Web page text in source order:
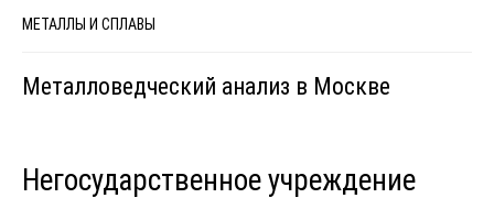
МЕТАЛЛЫ И СПЛАВЫ
Металловедческий анализ в Москве
Негосударственное учреждение